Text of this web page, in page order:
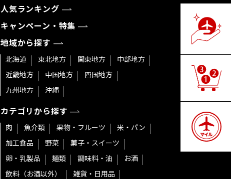
人気ランキング
キャンペーン・特集
地域から探す
北海道 東北地方 関東地方
中部地方
近畿地方
中国地方
四国地方
九州地方
沖縄
カテゴリから探す
肉 魚介類 果物・フルーツ
米・パン
加工食品
野菜
菓子・スイーツ
卵・乳製品
麺類 調味料・油
お酒
飲料（お酒以外）
雑貨・日用品